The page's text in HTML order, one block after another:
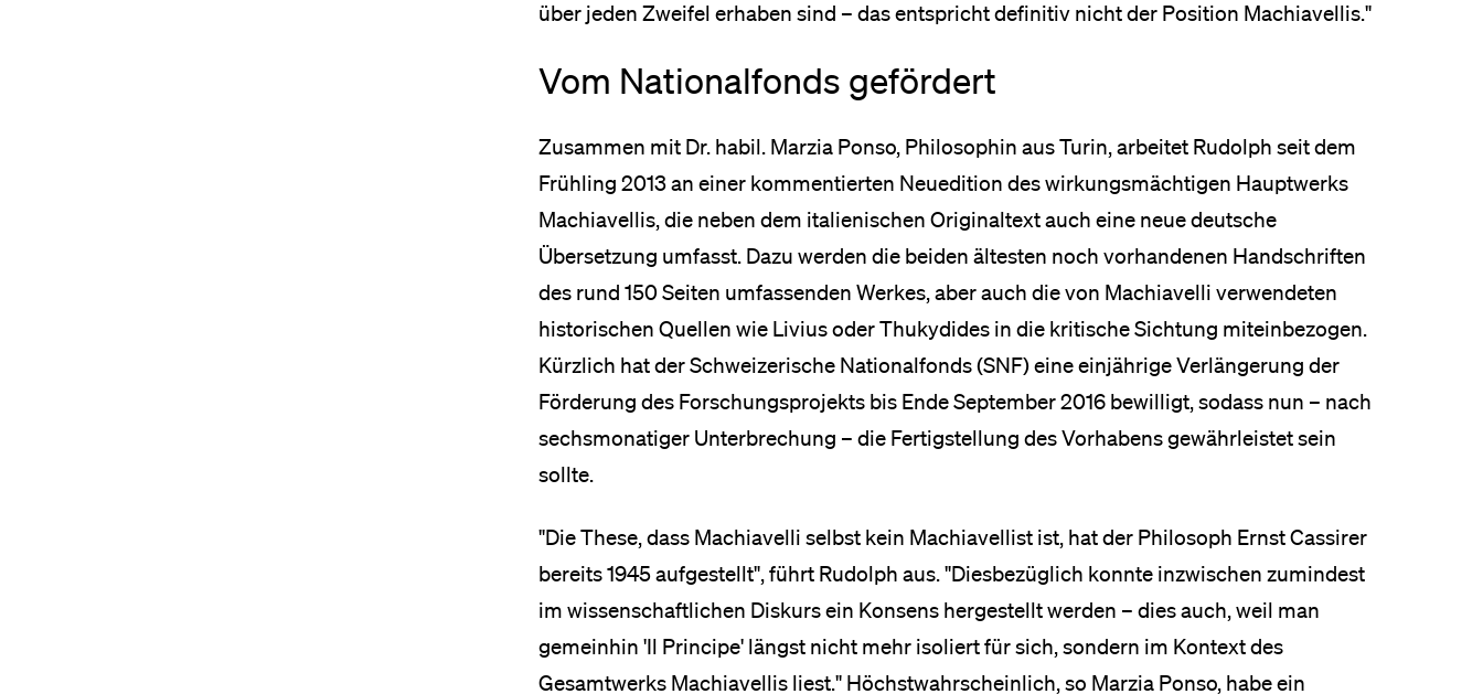
über jeden Zweifel erhaben sind – das entspricht definitiv nicht der Position Machiavellis."
Vom Nationalfonds gefördert
Zusammen mit Dr. habil. Marzia Ponso, Philosophin aus Turin, arbeitet Rudolph seit dem
Frühling 2013 an einer kommentierten Neuedition des wirkungsmächtigen Hauptwerks
Machiavellis, die neben dem italienischen Originaltext auch eine neue deutsche
Übersetzung umfasst. Dazu werden die beiden ältesten noch vorhandenen Handschriften
des rund 150 Seiten umfassenden Werkes, aber auch die von Machiavelli verwendeten
historischen Quellen wie Livius oder Thukydides in die kritische Sichtung miteinbezogen.
Kürzlich hat der Schweizerische Nationalfonds (SNF) eine einjährige Verlängerung der
Förderung des Forschungsprojekts bis Ende September 2016 bewilligt, sodass nun – nach
sechsmonatiger Unterbrechung – die Fertigstellung des Vorhabens gewährleistet sein
sollte.
"Die These, dass Machiavelli selbst kein Machiavellist ist, hat der Philosoph Ernst Cassirer
bereits 1945 aufgestellt", führt Rudolph aus. "Diesbezüglich konnte inzwischen zumindest
im wissenschaftlichen Diskurs ein Konsens hergestellt werden – dies auch, weil man
gemeinhin 'Il Principe' längst nicht mehr isoliert für sich, sondern im Kontext des
Gesamtwerks Machiavellis liest." Höchstwahrscheinlich, so Marzia Ponso, habe ein